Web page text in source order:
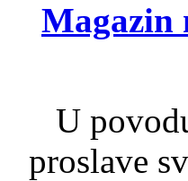
Magazin
U
proslave